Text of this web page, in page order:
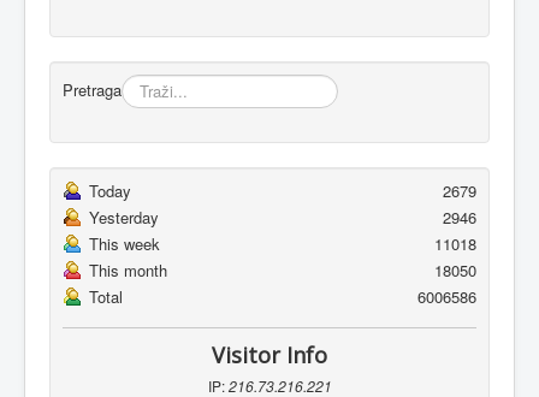
Pretraga
Today
2679
Yesterday
2946
This week
11018
This month
18050
Total
6006586
Visitor Info
IP:216.73.216.221